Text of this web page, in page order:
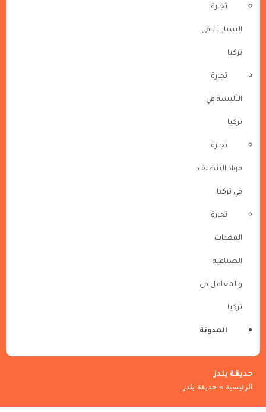
تجارة
السيارات في
تركيا
تجارة
الألبسة في
تركيا
تجارة
مواد التنظيف
في تركيا
تجارة
المعدات
الصناعية
والمعامل في
تركيا
المدونة
حديقة يلدز
الرئيسية » حديقة يلدز